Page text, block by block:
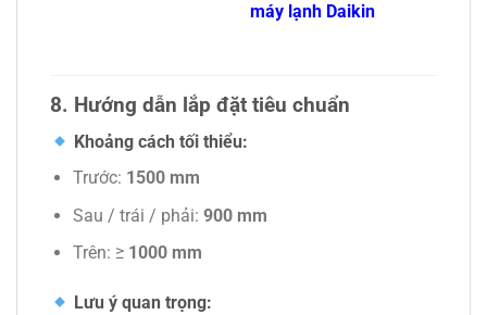
máy lạnh Daikin
8. Hướng dẫn lắp đặt tiêu chuẩn
Khoảng cách tối thiểu:
Trước: 1500 mm
Sau / trái / phải: 900 mm
Trên: ≥ 1000 mm
Lưu ý quan trọng: